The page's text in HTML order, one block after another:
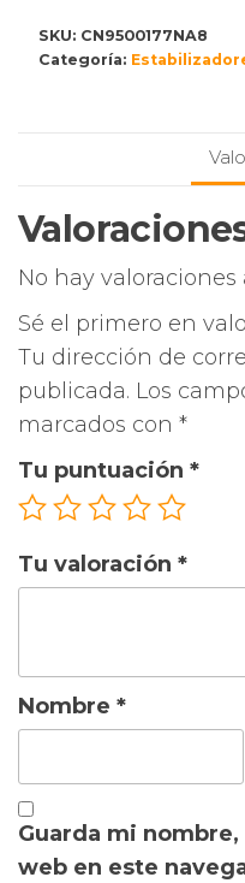
SKU: CN9500177NA8
Categoría:
No hay valoraciones
Sé el primero en
Tu dirección de
publicada. Los
marcados con *
Tu puntuación *
Tu valoración *
Nombre *
Guarda mi
web en este